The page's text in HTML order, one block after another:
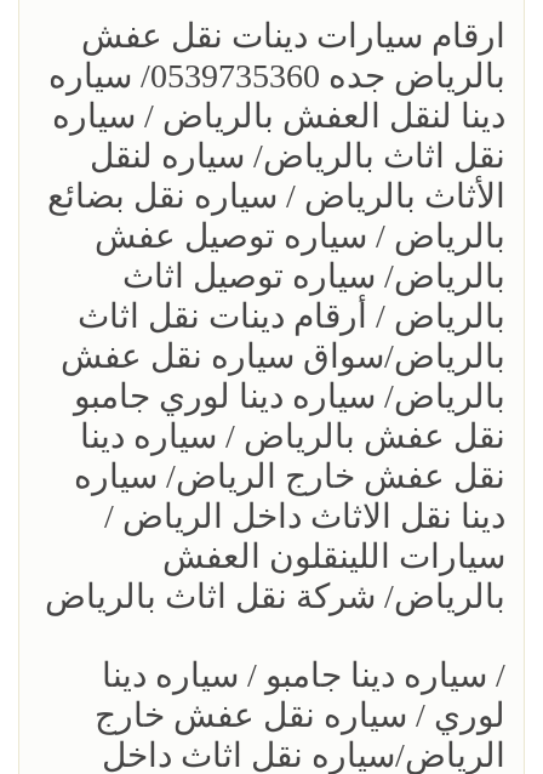
ارقام سيارات دينات نقل عفش
بالرياض جده 0539735360/ سياره
دينا لنقل العفش بالرياض / سياره
نقل اثاث بالرياض/ سياره لنقل
الأثاث بالرياض / سياره نقل بضائع
بالرياض / سياره توصيل عفش
بالرياض/ سياره توصيل اثاث
بالرياض / أرقام دينات نقل اثاث
بالرياض/سواق سياره نقل عفش
بالرياض/ سياره دينا لوري جامبو
نقل عفش بالرياض / سياره دينا
نقل عفش خارج الرياض/ سياره
دينا نقل الاثاث داخل الرياض /
سيارات اللينقلون العفش
بالرياض/ شركة نقل اثاث بالرياض
/ سياره دينا جامبو / سياره دينا
لوري / سياره نقل عفش خارج
الرياض/سياره نقل اثاث داخل